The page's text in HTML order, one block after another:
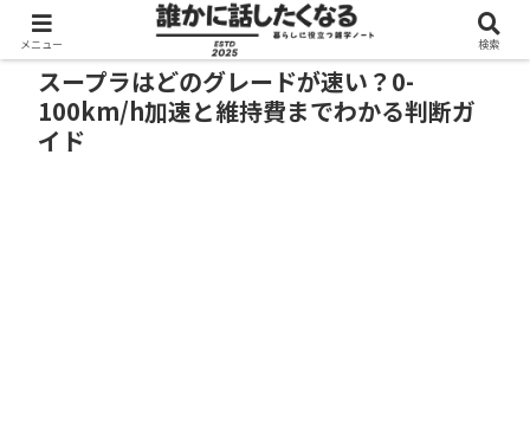
スープラはどのグレードが速い？0-
100km/h加速と維持費までわかる判断ガ
イド
メニュー 検索